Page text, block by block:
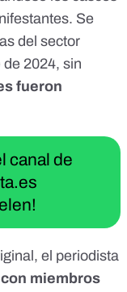
Se
del sector
de 2024, sin
fueron
canal de
el periodista
miembros